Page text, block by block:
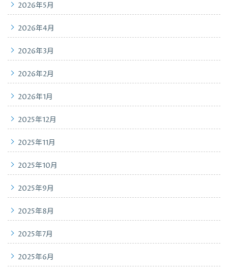
2026年5月
2026年4月
2026年3月
2026年2月
2026年1月
2025年12月
2025年11月
2025年10月
2025年9月
2025年8月
2025年7月
2025年6月